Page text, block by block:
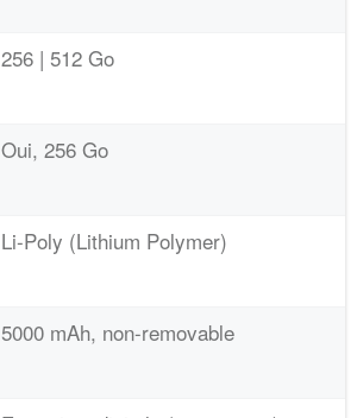
256 | 512 Go
Oui, 256 Go
Li-Poly (Lithium Polymer)
5000 mAh, non-removable